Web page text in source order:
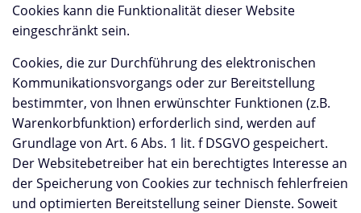
Cookies kann die Funktionalität dieser Website
eingeschränkt sein.
Cookies, die zur Durchführung des elektronischen
Kommunikationsvorgangs oder zur Bereitstellung
bestimmter, von Ihnen erwünschter Funktionen (z.B.
Warenkorbfunktion) erforderlich sind, werden auf
Grundlage von Art. 6 Abs. 1 lit. f DSGVO gespeichert.
Der Websitebetreiber hat ein berechtigtes Interesse an
der Speicherung von Cookies zur technisch fehlerfreien
und optimierten Bereitstellung seiner Dienste. Soweit